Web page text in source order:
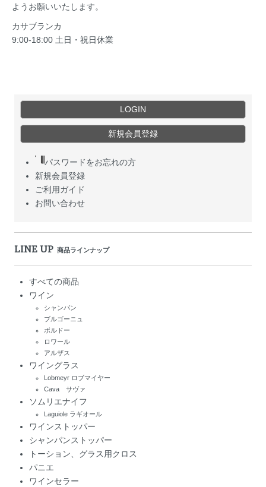
ようお願いいたします。
カサブランカ
9:00-18:00 土日・祝日休業
LOGIN
新規会員登録
パスワードをお忘れの方
新規会員登録
ご利用ガイド
お問い合わせ
LINE UP 商品ラインナップ
すべての商品
ワイン
シャンパン
ブルゴーニュ
ボルドー
ロワール
アルザス
ワイングラス
Lobmeyr ロブマイヤー
Cava サヴァ
ソムリエナイフ
Laguiole ラギオール
ワインストッパー
シャンパンストッパー
トーション、グラス用クロス
パニエ
ワインセラー